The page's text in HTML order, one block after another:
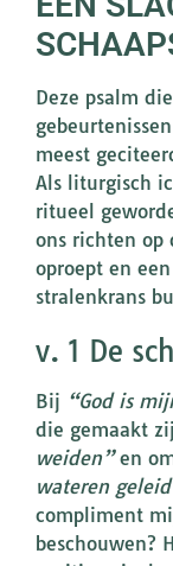
Deze psalm
meest
Als liturgisch
ritueel
ons richten op
oproept en
stralenkrans
v. 1 De
Bij “God is
die gemaakt
weiden”en
wateren
compliment
beschouwen?